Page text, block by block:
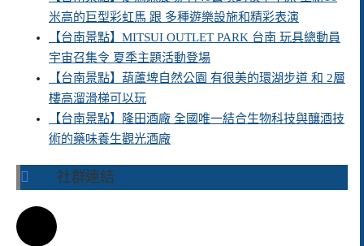
米高的巨型彩虹馬 跟 多種遊樂設施和精彩表演
【台南景點】MITSUI OUTLET PARK 台南 玩具總動員
宇宙召集令 夏季主題活動登場
【台南景點】葫蘆埤自然公園 有很美的環湖步道 和 2層
樓高溜滑梯可以玩
【台南景點】隆田酒廠 全國唯一結合生物科技與釀酒技
術的藥味養生觀光酒廠
社群連結